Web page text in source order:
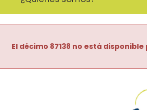
El décimo 87138 no está